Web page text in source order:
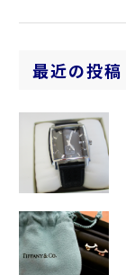
最近の投稿